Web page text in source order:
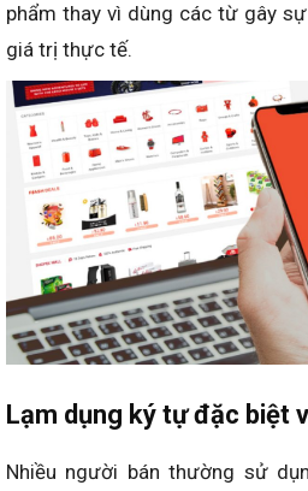
phẩm thay vì dùng các từ gây
giá trị thực tế.
Lạm dụng ký tự đặc biệt
Nhiều người bán thường sử